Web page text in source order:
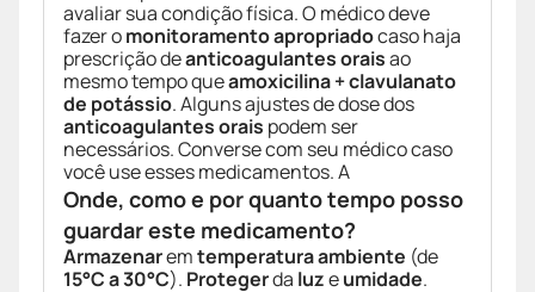
avaliar sua condição física. O médico deve
fazer omonitoramento apropriadocaso haja
prescrição deanticoagulantes oraisao
mesmo tempo queamoxicilina + clavulanato
de potássio. Alguns ajustes de dose dos
anticoagulantes orais podem ser
necessários. Converse com seu médico caso
você use esses medicamentos. A
Onde, como e por quanto tempo posso
guardar este medicamento?
Armazenaremtemperatura ambiente (de
15°C a 30°C). Protegerda luzeumidade.